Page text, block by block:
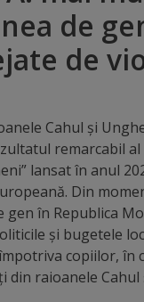
de
de
Cahul și
remarcabil
lansat în anul
Din
în Republica
și bugetele
copiilor, în
din raioanele